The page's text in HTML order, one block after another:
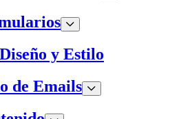
Diseño y Estilo
de Emails